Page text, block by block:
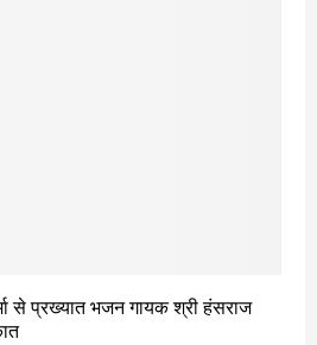
से प्रख्यात भजन गायक श्री हंसराज